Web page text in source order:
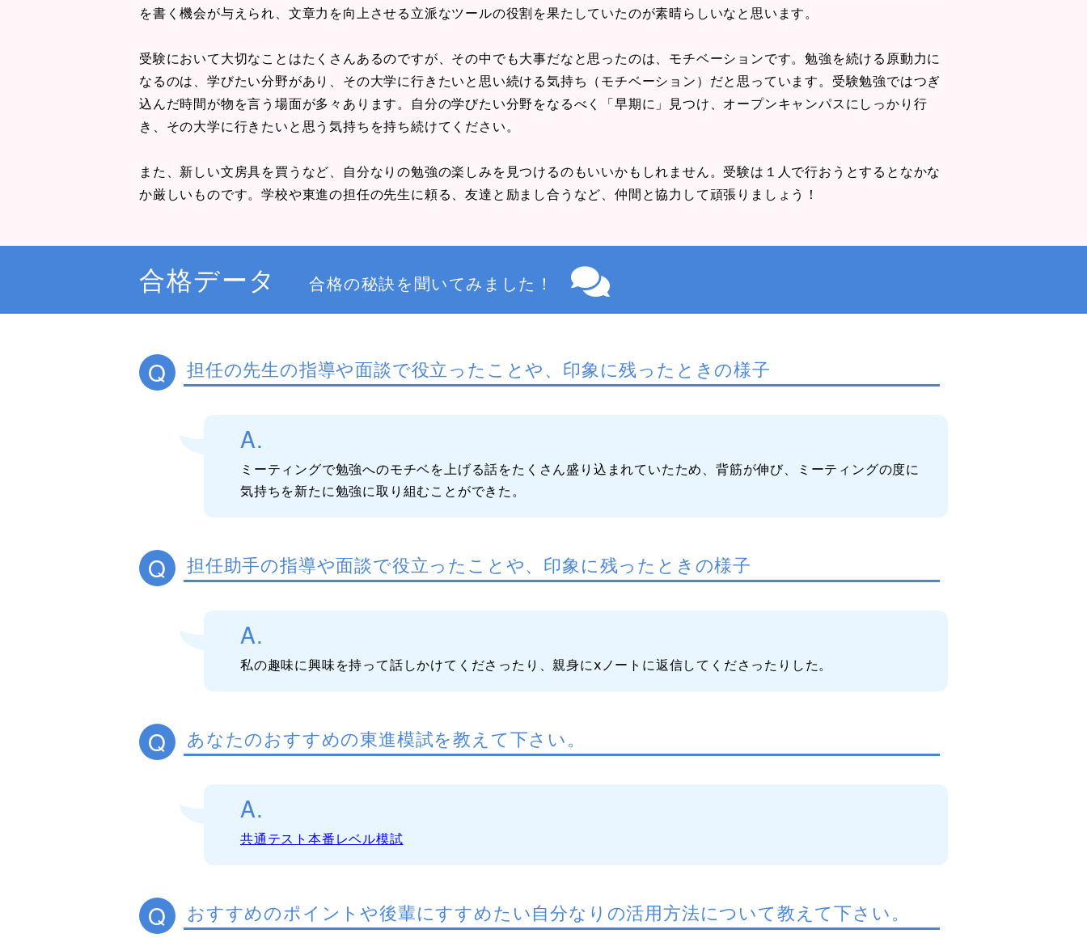
を書く機会が与えられ、文章力を向上させる立派なツールの役割を果たしていたのが素晴らしいなと思います。
受験において大切なことはたくさんあるのですが、その中でも大事だなと思ったのは、モチベーションです。勉強を続ける原動力に
なるのは、学びたい分野があり、その大学に行きたいと思い続ける気持ち（モチベーション）だと思っています。受験勉強ではつぎ
込んだ時間が物を言う場面が多々あります。自分の学びたい分野をなるべく「早期に」見つけ、オープンキャンパスにしっかり行
き、その大学に行きたいと思う気持ちを持ち続けてください。
また、新しい文房具を買うなど、自分なりの勉強の楽しみを見つけるのもいいかもしれません。受験は１人で行おうとするとなかな
か厳しいものです。学校や東進の担任の先生に頼る、友達と励まし合うなど、仲間と協力して頑張りましょう！
合格データ 合格の秘訣を聞いてみました！
Q 担任の先生の指導や面談で役立ったことや、印象に残ったときの様子
A.
ミーティングで勉強へのモチベを上げる話をたくさん盛り込まれていたため、背筋が伸び、ミーティングの度に
気持ちを新たに勉強に取り組むことができた。
Q 担任助手の指導や面談で役立ったことや、印象に残ったときの様子
A.
私の趣味に興味を持って話しかけてくださったり、親身にⅹノートに返信してくださったりした。
Q あなたのおすすめの東進模試を教えて下さい。
A.
共通テスト本番レベル模試
Q おすすめのポイントや後輩にすすめたい自分なりの活用方法について教えて下さい。